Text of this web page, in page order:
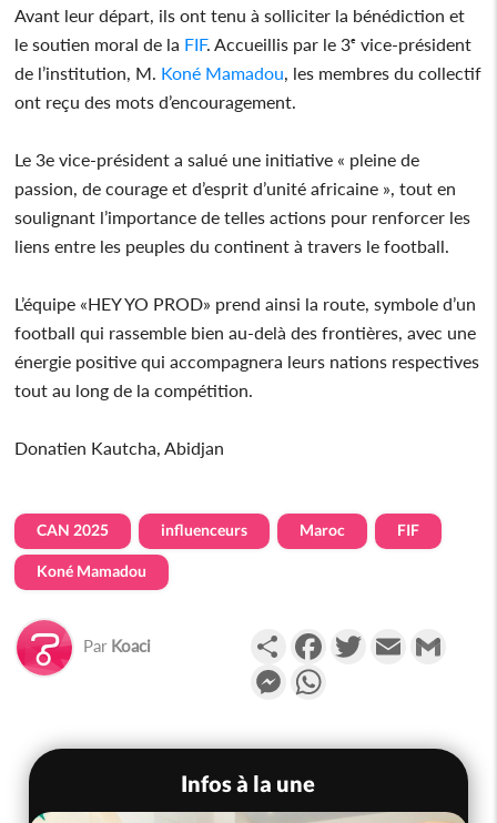
Avant leur départ, ils ont tenu à solliciter la bénédiction et
le soutien moral de la FIF. Accueillis par le 3ᵉ vice-président
de l’institution, M. Koné Mamadou , les membres du collectif
ont reçu des mots d’encouragement.
Le 3e vice-président a salué une initiative « pleine de
passion, de courage et d’esprit d’unité africaine », tout en
soulignant l’importance de telles actions pour renforcer les
liens entre les peuples du continent à travers le football.
L’équipe «HEY YO PROD» prend ainsi la route, symbole d’un
football qui rassemble bien au-delà des frontières, avec une
énergie positive qui accompagnera leurs nations respectives
tout au long de la compétition.
Donatien Kautcha, Abidjan
CAN 2025 influenceurs Maroc FIF
Koné Mamadou
Par Koaci PartagerFacebookTwitterEmail
Messenger
Infos à la une